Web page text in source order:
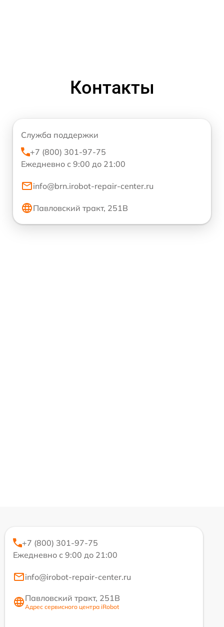
Контакты
Служба поддержки
+7 (800) 301-97-75
Ежедневно с 9:00 до 21:00
info@brn.irobot-repair-center.ru
Павловский тракт, 251В
+7 (800) 301-97-75
Ежедневно с 9:00 до 21:00
info@irobot-repair-center.ru
Павловский тракт, 251В
Адрес сервисного центра iRobot